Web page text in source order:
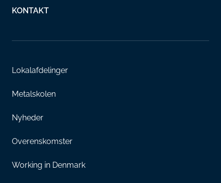
KONTAKT
Lokalafdelinger
Metalskolen
Nyheder
Overenskomster
Working in Denmark